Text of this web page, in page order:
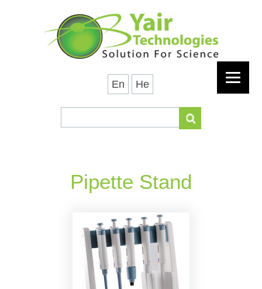
En He
Pipette Stand